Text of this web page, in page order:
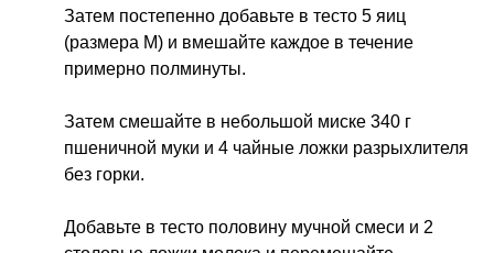
Затем постепенно добавьте в тесто 5 яиц
(размера М) и вмешайте каждое в течение
примерно полминуты.
Затем смешайте в небольшой миске 340 г
пшеничной муки и 4 чайные ложки разрыхлителя
без горки.
Добавьте в тесто половину мучной смеси и 2